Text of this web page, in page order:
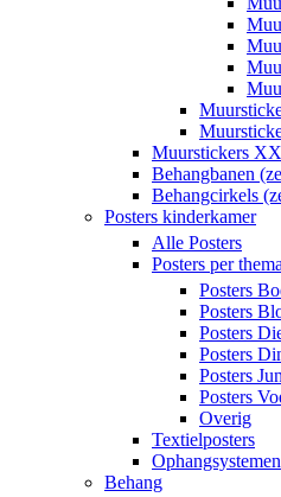
Muurstickers
Behangbanen
Behangcirkels
Posters kinderkamer
Alle Posters
Posters per thema
Posters
Posters
Posters
Posters
Posters
Posters
Overig
Textielposters
Ophangsystemen
Behang